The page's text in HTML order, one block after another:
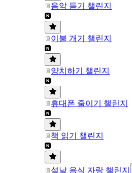
음악 듣기 챌린지
이불 개기 챌린지
양치하기 챌린지
휴대폰 줄이기 챌린지
책 읽기 챌린지
설날 음식 자랑 챌린지